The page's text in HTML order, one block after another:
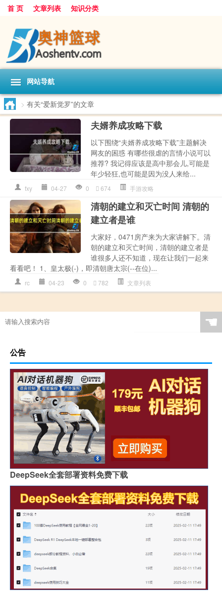
首 页 文章列表 知识分类
网站导航
> 有关“爱新觉罗”的文章
夫婿养成攻略下载
以下围绕“夫婿养成攻略下载”主题解决
网友的困惑 有哪些很虐的言情小说可以
推荐? 我记得应该是高中那会儿,可能是
年少轻狂,也可能是因为没人来给...
fxy 04-27 0 674 手游攻略
清朝的建立和灭亡时间 清朝的
建立者是谁
大家好，0471房产来为大家讲解下。清
朝的建立和灭亡时间，清朝的建立者是
谁很多人还不知道，现在让我们一起来
看看吧！ 1、皇太极(-)，即清朝唐太宗(--在位)...
rc 04-23 0 782 文章列表
☚
公告
DeepSeek全套部署资料免费下载